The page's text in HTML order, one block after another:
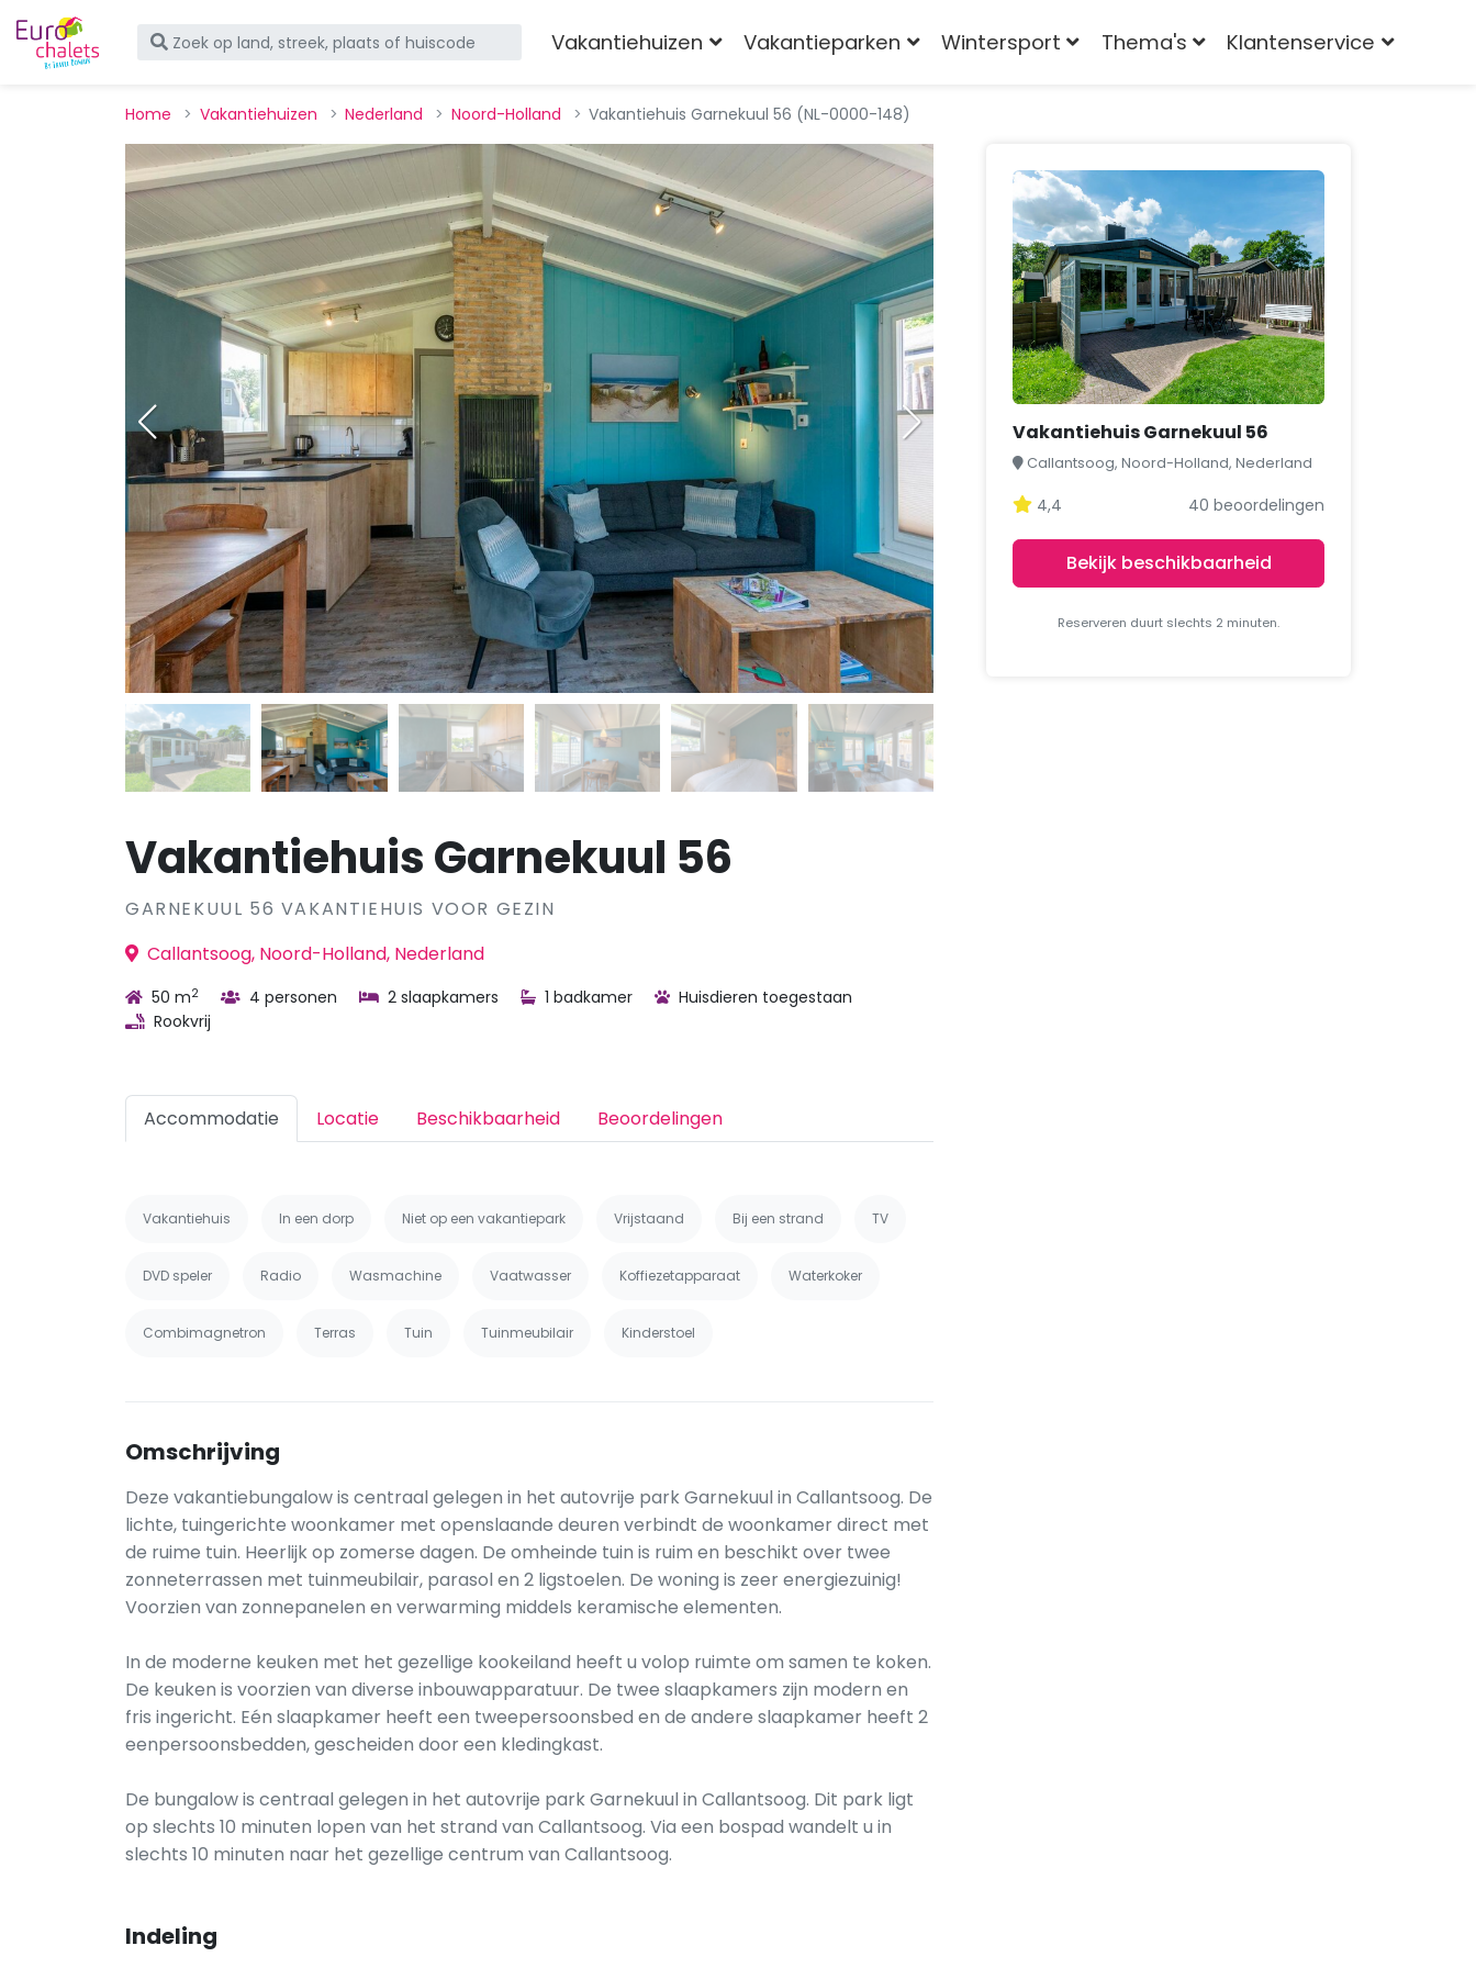
Vakantiehuizen Vakantieparken Wintersport Thema's Klantenservice
Home Vakantiehuizen Nederland Noord-Holland Vakantiehuis Garnekuul 56 (NL-0000-148)
Vakantiehuis Garnekuul 56
GARNEKUUL 56 VAKANTIEHUIS VOOR GEZIN
Callantsoog, Noord-Holland, Nederland
50 m2 4 personen 2 slaapkamers 1 badkamer
Huisdieren toegestaan
Rookvrij
Accommodatie Locatie Beschikbaarheid Beoordelingen
Vakantiehuis In een dorp Niet op een vakantiepark Vrijstaand Bij een strand TV
DVD speler Radio Wasmachine Vaatwasser Koffiezetapparaat Waterkoker
Combimagnetron Terras Tuin Tuinmeubilair Kinderstoel
Omschrijving
Deze vakantiebungalow is centraal gelegen in het autovrije park Garnekuul in Callantsoog. De
lichte, tuingerichte woonkamer met openslaande deuren verbindt de woonkamer direct met
de ruime tuin. Heerlijk op zomerse dagen. De omheinde tuin is ruim en beschikt over twee
zonneterrassen met tuinmeubilair, parasol en 2 ligstoelen. De woning is zeer energiezuinig!
Voorzien van zonnepanelen en verwarming middels keramische elementen.
In de moderne keuken met het gezellige kookeiland heeft u volop ruimte om samen te koken.
De keuken is voorzien van diverse inbouwapparatuur. De twee slaapkamers zijn modern en
fris ingericht. Eén slaapkamer heeft een tweepersoonsbed en de andere slaapkamer heeft 2
eenpersoonsbedden, gescheiden door een kledingkast.
De bungalow is centraal gelegen in het autovrije park Garnekuul in Callantsoog. Dit park ligt
op slechts 10 minuten lopen van het strand van Callantsoog. Via een bospad wandelt u in
slechts 10 minuten naar het gezellige centrum van Callantsoog.
Indeling
Vakantiehuis Garnekuul 56
Callantsoog, Noord-Holland, Nederland
4,4 40 beoordelingen
Bekijk beschikbaarheid
Reserveren duurt slechts 2 minuten.